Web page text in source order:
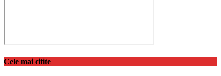
Cele mai citite